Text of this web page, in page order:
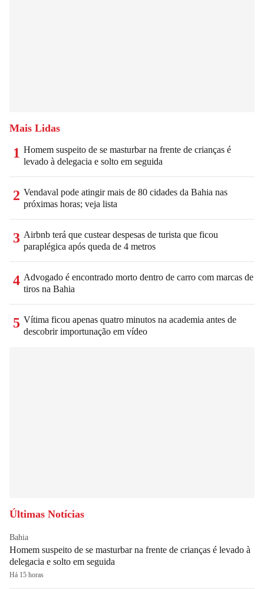
Mais Lidas
1 Homem suspeito de se masturbar na frente de crianças é
levado à delegacia e solto em seguida
2 Vendaval pode atingir mais de 80 cidades da Bahia nas
próximas horas; veja lista
3 Airbnb terá que custear despesas de turista que ficou
paraplégica após queda de 4 metros
4 Advogado é encontrado morto dentro de carro com marcas de
tiros na Bahia
5 Vítima ficou apenas quatro minutos na academia antes de
descobrir importunação em vídeo
Últimas Notícias
Bahia
Homem suspeito de se masturbar na frente de crianças é levado à
delegacia e solto em seguida
Há 15 horas